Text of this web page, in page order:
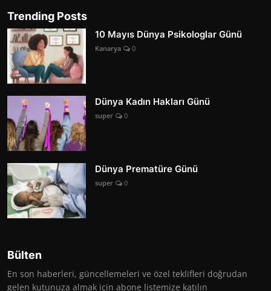
Trending Posts
10 Mayıs Dünya Psikologlar Günü
Kanarya 0
Dünya Kadın Hakları Günü
super 0
Dünya Prematüre Günü
super 0
Bülten
En son haberleri, güncellemeleri ve özel teklifleri doğrudan
gelen kutunuza almak için abone listemize katılın